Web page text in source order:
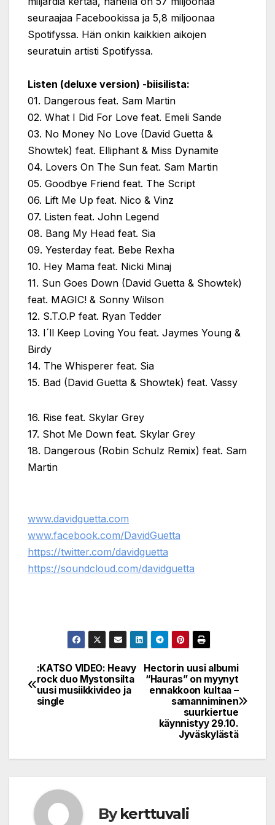
seuraajaa Facebookissa ja 5,8 miljoonaa
Spotifyssa. Hän onkin kaikkien aikojen
seuratuin artisti Spotifyssa.
Listen (deluxe version) -biisilista:
01. Dangerous feat. Sam Martin
02. What I Did For Love feat. Emeli Sande
03. No Money No Love (David Guetta &
Showtek) feat. Elliphant & Miss Dynamite
04. Lovers On The Sun feat. Sam Martin
05. Goodbye Friend feat. The Script
06. Lift Me Up feat. Nico & Vinz
07. Listen feat. John Legend
08. Bang My Head feat. Sia
09. Yesterday feat. Bebe Rexha
10. Hey Mama feat. Nicki Minaj
11. Sun Goes Down (David Guetta & Showtek)
feat. MAGIC! & Sonny Wilson
12. S.T.O.P feat. Ryan Tedder
13. I´ll Keep Loving You feat. Jaymes Young &
Birdy
14. The Whisperer feat. Sia
15. Bad (David Guetta & Showtek) feat. Vassy
16. Rise feat. Skylar Grey
17. Shot Me Down feat. Skylar Grey
18. Dangerous (Robin Schulz Remix) feat. Sam
Martin
www.davidguetta.com
www.facebook.com/DavidGuetta
https://twitter.com/davidguetta
https://soundcloud.com/davidguetta
Post
navigation
Hectorin uusi albumi
“Hauras” on myynyt
ennakkoon kultaa –
samanniminen
suurkiertue
käynnistyy 29.10.
Jyväskylästä
:KATSO VIDEO: Heavy
rock duo Mystonsilta
uusi musiikkivideo ja
single
Bykerttuvali